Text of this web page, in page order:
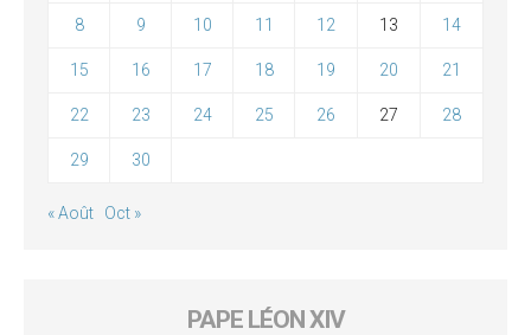
8 9 10 11 12 13 14
15 16 17 18 19 20 21
22 23 24 25 26 27 28
29 30
« Août Oct »
PAPE LÉON XIV